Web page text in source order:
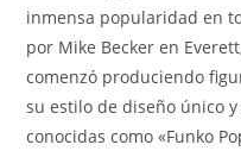
inmensa popularidad en
por Mike Becker en
comenzó produciendo
su estilo de diseño único
conocidas como «Funko